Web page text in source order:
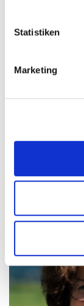
Statistiken
Marketing